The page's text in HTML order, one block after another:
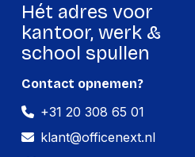
Hét adres voor
kantoor, werk &
school spullen
Contact opnemen?
+31 20 308 65 01
klant@officenext.nl